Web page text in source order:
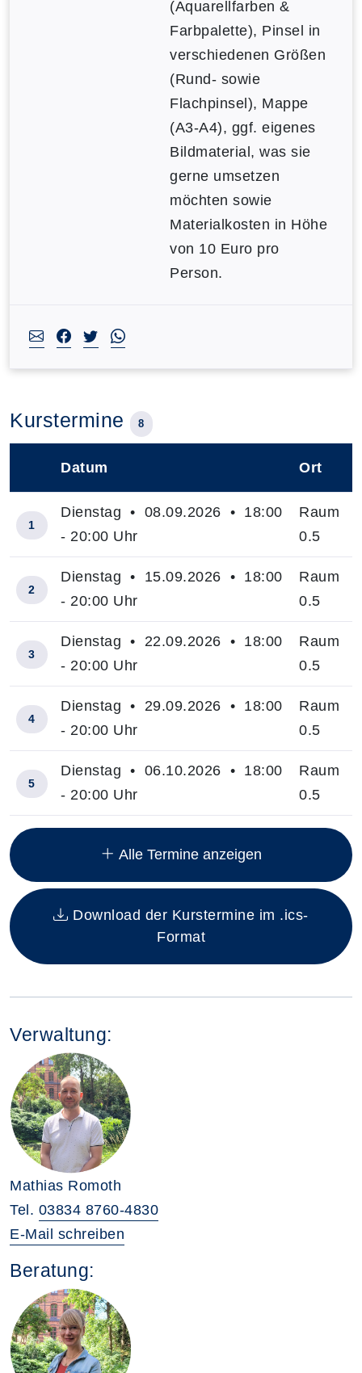
(Aquarellfarben &
Farbpalette), Pinsel in
verschiedenen Größen
(Rund- sowie
Flachpinsel), Mappe
(A3-A4), ggf. eigenes
Bildmaterial, was sie
gerne umsetzen
möchten sowie
Materialkosten in Höhe
von 10 Euro pro
Person.
Kurstermine 8
Insgesamt gibt es 8 Termine zum diesen Kurs
Datum Ort
1
Dienstag • 08.09.2026 • 18:00
- 20:00 Uhr
Raum
0.5
2
Dienstag • 15.09.2026 • 18:00
- 20:00 Uhr
Raum
0.5
3
Dienstag • 22.09.2026 • 18:00
- 20:00 Uhr
Raum
0.5
4
Dienstag • 29.09.2026 • 18:00
- 20:00 Uhr
Raum
0.5
5
Dienstag • 06.10.2026 • 18:00
- 20:00 Uhr
Raum
0.5
Alle Termine anzeigen
Download der Kurstermine im .ics-
Format
Verwaltung:
Mathias Romoth
Tel. 03834 8760-4830
E-Mail schreiben
Beratung: